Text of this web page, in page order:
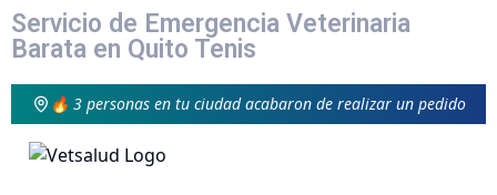
Servicio de Emergencia Veterinaria
Barata en Quito Tenis